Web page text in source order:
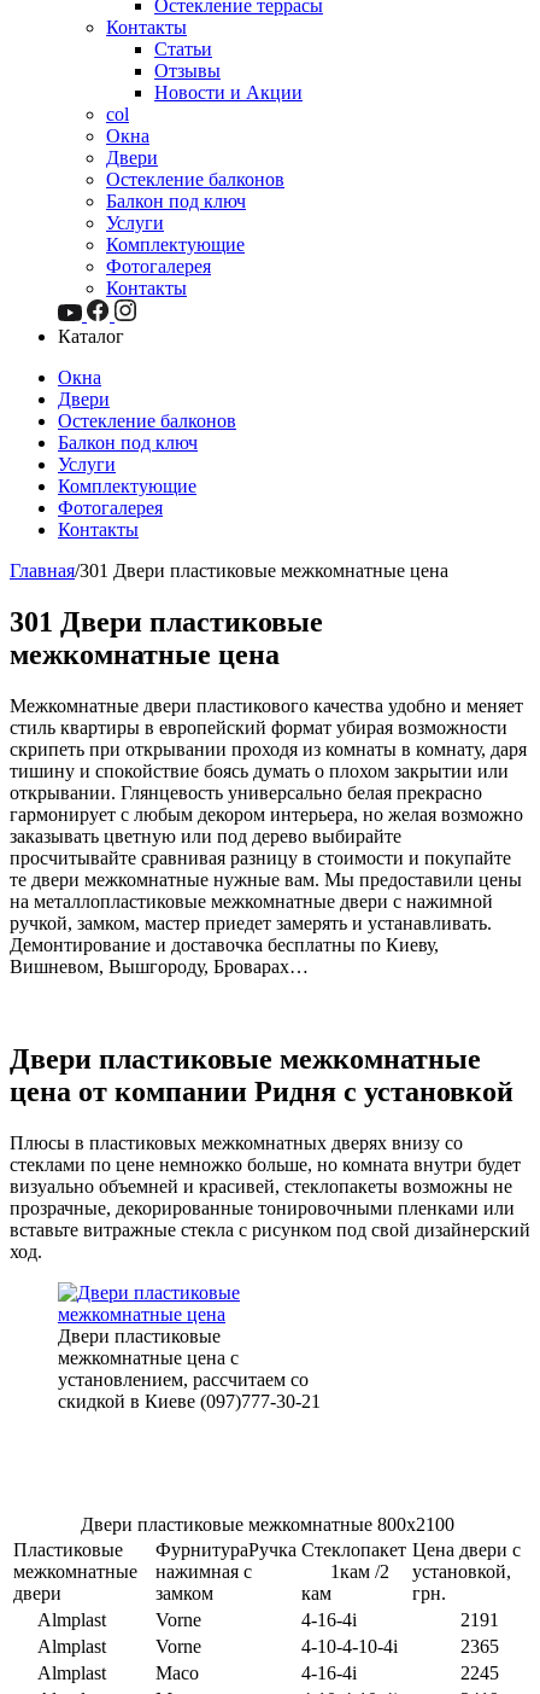
Остекление террасы
Контакты
Статьи
Отзывы
Новости и Акции
col
Окна
Двери
Остекление балконов
Балкон под ключ
Услуги
Комплектующие
Фотогалерея
Контакты
Каталог
Окна
Двери
Остекление балконов
Балкон под ключ
Услуги
Комплектующие
Фотогалерея
Контакты
Главная/301 Двери пластиковые межкомнатные цена
301 Двери пластиковые
межкомнатные цена
Межкомнатные двери пластикового качества удобно и меняет
стиль квартиры в европейский формат убирая возможности
скрипеть при открывании проходя из комнаты в комнату, даря
тишину и спокойствие боясь думать о плохом закрытии или
открывании. Глянцевость универсально белая прекрасно
гармонирует с любым декором интерьера, но желая возможно
заказывать цветную или под дерево выбирайте
просчитывайте сравнивая разницу в стоимости и покупайте
те двери межкомнатные нужные вам. Мы предоставили цены
на металлопластиковые межкомнатные двери с нажимной
ручкой, замком, мастер приедет замерять и устанавливать.
Демонтирование и доставочка бесплатны по Киеву,
Вишневом, Вышгороду, Броварах…
Двери пластиковые межкомнатные
цена от компании Ридня с установкой
Плюсы в пластиковых межкомнатных дверях внизу со
стеклами по цене немножко больше, но комната внутри будет
визуально объемней и красивей, стеклопакеты возможны не
прозрачные, декорированные тонировочными пленками или
вставьте витражные стекла с рисунком под свой дизайнерский
ход.
Двери пластиковые
межкомнатные цена с
установлением, рассчитаем со
скидкой в Киеве (097)777-30-21
Двери пластиковые межкомнатные 800х2100
Пластиковые
межкомнатные
двери
ФурнитураРучка
нажимная с
замком
Стеклопакет
1кам /2
кам
Цена двери с
установкой,
грн.
Almplast
Vorne 4-16-4i
2191
Almplast
Vorne 4-10-4-10-4i
2365
Almplast
Maco 4-16-4i
2245